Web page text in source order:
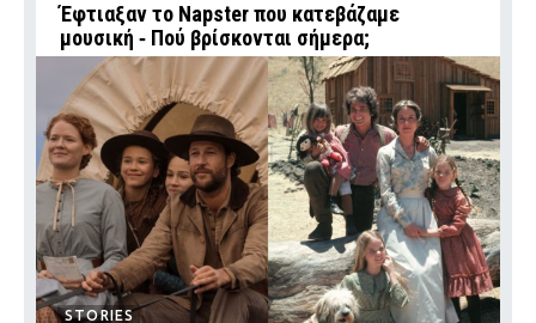
Έφτιαξαν το Napster που κατεβάζαμε
μουσική ‑ Πού βρίσκονται σήμερα;
STORIES